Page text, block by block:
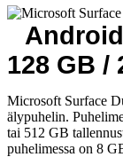
128 GB /
Microsoft Surface
älypuhelin.
tai 512 GB
puhelimessa on 8